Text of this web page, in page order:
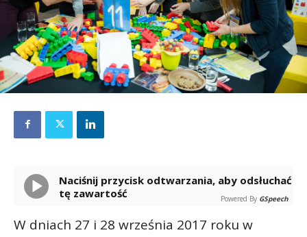
Naciśnij przycisk odtwarzania, aby odsłuchać
tę zawartość
Powered By GSpeech
W dniach 27 i 28 września 2017 roku w